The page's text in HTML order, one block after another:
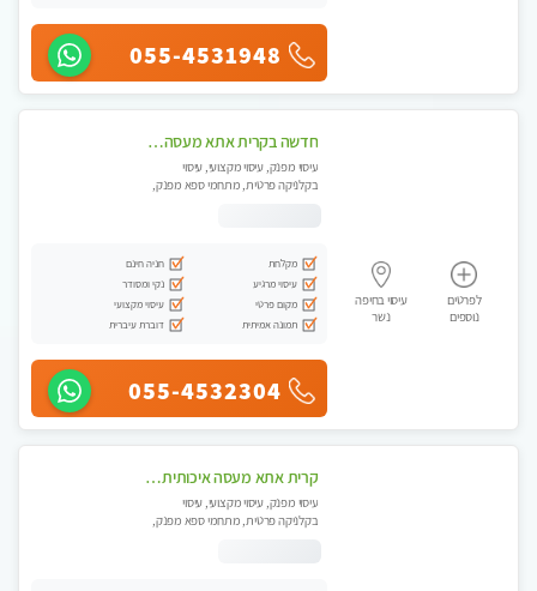
055-4531948
לפרטים
נוספים
עיסוי בחיפה
נשר
חדשה בקרית אתא מעסה איכותית מקצועית ומפנקת. ללא מין
עיסוי מפנק, עיסוי מקצועי, עיסוי
בקלניקה פרטית, מתחמי ספא מפנק,
מקלחת
חניה חינם
עיסוי מרגיע
נקי ומסודר
מקום פרטי
עיסוי מקצועי
תמונה אמיתית
דוברת עיברית
055-4532304
קרית אתא מעסה איכותית מקצועית ללא מין
עיסוי מפנק, עיסוי מקצועי, עיסוי
בקלניקה פרטית, מתחמי ספא מפנק,